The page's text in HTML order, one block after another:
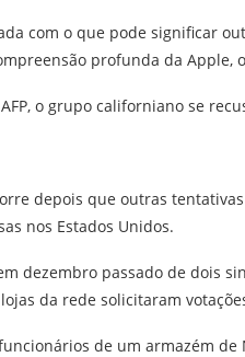
com o que pode significar
profunda da Apple,
o grupo californiano se
depois que outras
nos Estados Unidos.
dezembro passado de dois
da rede solicitaram
de um armazém